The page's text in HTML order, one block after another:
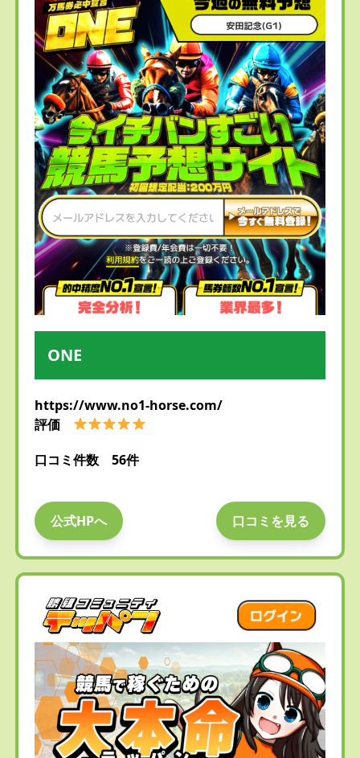
ONE
https://www.no1-horse.com/
評価
口コミ件数 56件
公式HPへ 口コミを見る